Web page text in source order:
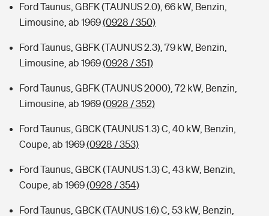
Ford Taunus, GBFK (TAUNUS 2.0), 66 kW, Benzin,
Limousine, ab 1969(0928 / 350)
Ford Taunus, GBFK (TAUNUS 2.3), 79 kW, Benzin,
Limousine, ab 1969(0928 / 351)
Ford Taunus, GBFK (TAUNUS 2000), 72 kW, Benzin,
Limousine, ab 1969(0928 / 352)
Ford Taunus, GBCK (TAUNUS 1.3) C, 40 kW, Benzin,
Coupe, ab 1969(0928 / 353)
Ford Taunus, GBCK (TAUNUS 1.3) C, 43 kW, Benzin,
Coupe, ab 1969(0928 / 354)
Ford Taunus, GBCK (TAUNUS 1.6) C, 53 kW, Benzin,